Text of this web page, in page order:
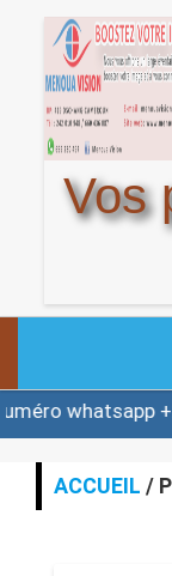
Vos
ACCUEIL
ACTUALITE
+237
ACCUEIL /